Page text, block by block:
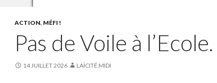
ACTION, MÉFI !
Pas de Voile à
14 JUILLET 2026 LAÏCITÉ MIDI